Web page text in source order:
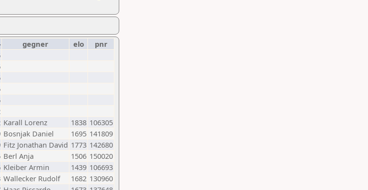
gegner elo
pnr
Karall Lorenz 1838 106305
Bosnjak Daniel 1695 141809
Fitz Jonathan David 1773 142680
Berl Anja 1506 150020
Kleiber Armin 1439 106693
Wallecker Rudolf 1682 130960